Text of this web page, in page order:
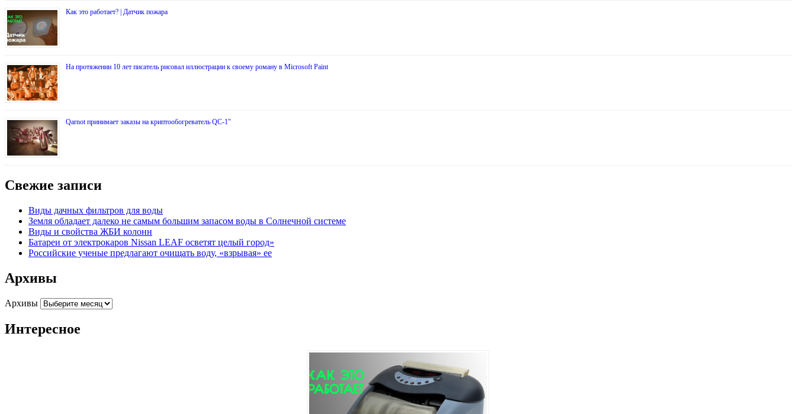
Как это работает? | Датчик пожара
На протяжении 10 лет писатель рисовал иллюстрации к своему роману в Microsoft Paint
Qarnot принимает заказы на криптообогреватель QC-1″
Свежие записи
Виды дачных фильтров для воды
Земля обладает далеко не самым большим запасом воды в Солнечной системе
Виды и свойства ЖБИ колонн
Батареи от электрокаров Nissan LEAF осветят целый город»
Российские ученые предлагают очищать воду, «взрывая» ее
Архивы
Архивы
Интересное